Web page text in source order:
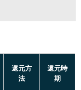
還元方
法
還元時
期